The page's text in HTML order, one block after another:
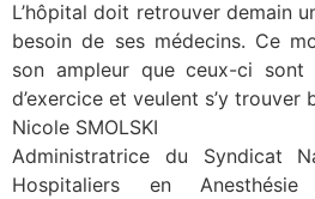
L’hôpital doit retrouver demain
besoin de ses médecins. Ce
son ampleur que ceux-ci
d’exercice et veulent s’y trouver
Nicole SMOLSKI
Administratrice du Syndicat
Hospitaliers en Anesthésie